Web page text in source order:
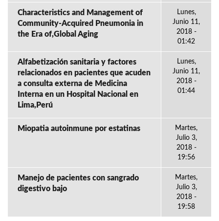
Characteristics and Management of
Community-Acquired Pneumonia in
the Era of,Global Aging
Lunes,
Junio 11,
2018 -
01:42
Alfabetización sanitaria y factores
relacionados en pacientes que acuden
a consulta externa de Medicina
Interna en un Hospital Nacional en
Lima,Perú
Lunes,
Junio 11,
2018 -
01:44
Miopatia autoinmune por estatinas
Martes,
Julio 3,
2018 -
19:56
Manejo de pacientes con sangrado
digestivo bajo
Martes,
Julio 3,
2018 -
19:58